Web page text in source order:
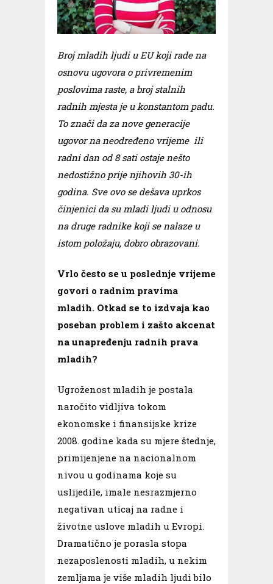
Broj mladih ljudi u EU koji rade na
osnovu ugovora o privremenim
poslovima raste, a broj stalnih
radnih mjesta je u konstantom padu.
To znači da za nove generacije
ugovor na neodređeno vrijeme ili
radni dan od 8 sati ostaje nešto
nedostižno prije njihovih 30-ih
godina. Sve ovo se dešava uprkos
činjenici da su mladi ljudi u odnosu
na druge radnike koji se nalaze u
istom položaju, dobro obrazovani.
Vrlo često se u poslednje vrijeme
govori o radnim pravima
mladih. Otkad se to izdvaja kao
poseban problem i zašto akcenat
na unapređenju radnih prava
mladih?
Ugroženost mladih je postala
naročito vidljiva tokom
ekonomske i finansijske krize
2008. godine kada su mjere štednje,
primijenjene na nacionalnom
nivou u godinama koje su
uslijedile, imale nesrazmjerno
negativan uticaj na radne i
životne uslove mladih u Evropi.
Dramatično je porasla stopa
nezaposlenosti mladih, u nekim
zemljama je više mladih ljudi bilo